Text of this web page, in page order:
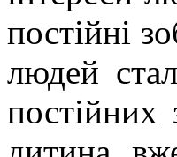
постійні
людей